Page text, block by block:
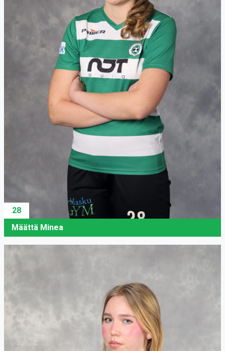
28
Määttä Minea